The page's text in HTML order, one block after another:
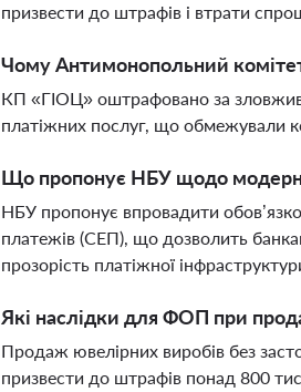
призвести до штрафів і втрати
Чому Антимонопольний
КП «ГІОЦ» оштрафовано за
платіжних послуг, що обмежували
Що пропонує НБУ щодо
НБУ пропонує впровадити
платежів (СЕП), що дозволить
прозорість платіжної
Які наслідки для ФОП при
Продаж ювелірних виробів без
призвести до штрафів понад 800